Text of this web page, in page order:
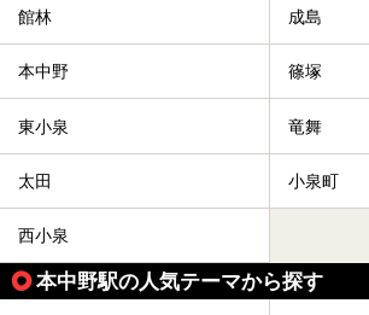
館林 成島
本中野 篠塚
東小泉 竜舞
太田 小泉町
西小泉
本中野駅の人気テーマから探す